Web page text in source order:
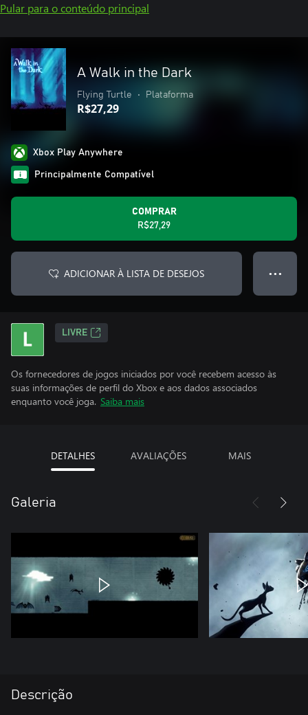
Pular para o conteúdo principal
A Walk in the Dark
Flying Turtle • Plataforma
R$27,29
Xbox Play Anywhere
Principalmente Compatível
COMPRAR
R$27,29
ADICIONAR À LISTA DE DESEJOS ● ● ●
LIVRE
Os fornecedores de jogos iniciados por você recebem acesso às
suas informações de perfil do Xbox e aos dados associados
enquanto você joga. Saiba mais
DETALHES AVALIAÇÕES MAIS
Galeria
Descrição